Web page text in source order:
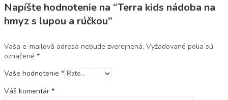
Napíšte hodnotenie na “Terra kids nádoba na
hmyz s lupou a rúčkou”
Vaša e-mailová adresa nebude zverejnená. Vyžadované polia sú
označené *
Vaše hodnotenie *
Váš komentár *